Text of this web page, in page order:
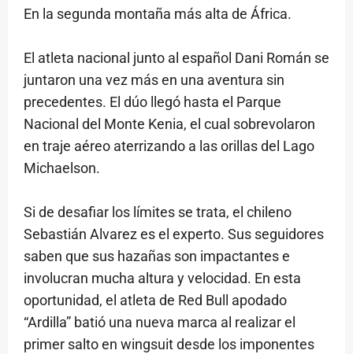
En la segunda montaña más alta de África.
El atleta nacional junto al español Dani Román se
juntaron una vez más en una aventura sin
precedentes. El dúo llegó hasta el Parque
Nacional del Monte Kenia, el cual sobrevolaron
en traje aéreo aterrizando a las orillas del Lago
Michaelson.
Si de desafiar los límites se trata, el chileno
Sebastián Alvarez es el experto. Sus seguidores
saben que sus hazañas son impactantes e
involucran mucha altura y velocidad. En esta
oportunidad, el atleta de Red Bull apodado
“Ardilla” batió una nueva marca al realizar el
primer salto en wingsuit desde los imponentes